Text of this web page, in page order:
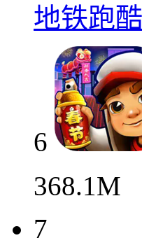
地铁跑
6
368.1M
7